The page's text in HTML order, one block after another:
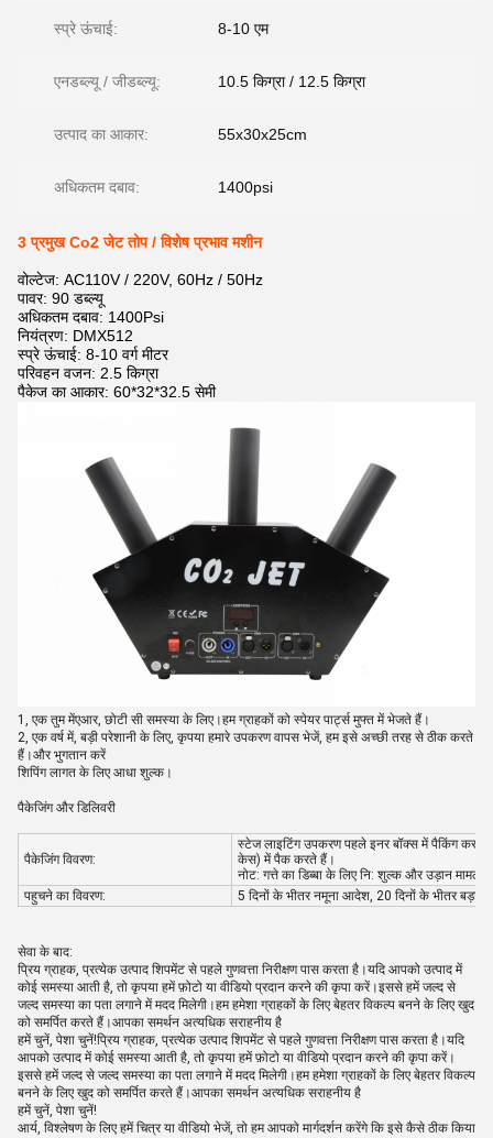
स्प्रे ऊंचाई: 8-10 एम
एनडब्ल्यू / जीडब्ल्यू: 10.5 किग्रा / 12.5 किग्रा
उत्पाद का आकार: 55x30x25cm
अधिकतम दबाव: 1400psi
3 प्रमुख Co2 जेट तोप / विशेष प्रभाव मशीन
वोल्टेज: AC110V / 220V, 60Hz / 50Hz
पावर: 90 डब्ल्यू
अधिकतम दबाव: 1400Psi
नियंत्रण: DMX512
स्प्रे ऊंचाई: 8-10 वर्ग मीटर
परिवहन वजन: 2.5 किग्रा
पैकेज का आकार: 60*32*32.5 सेमी
1, एक तुम मेंएआर, छोटी सी समस्या के लिए।हम ग्राहकों को स्पेयर पार्ट्स मुफ्त में भेजते हैं।
2, एक वर्ष में, बड़ी परेशानी के लिए, कृपया हमारे उपकरण वापस भेजें, हम इसे अच्छी तरह से ठीक करते
हैं।और भुगतान करें
शिपिंग लागत के लिए आधा शुल्क।
पैकेजिंग और डिलिवरी
पैकेजिंग विवरण:
स्टेज लाइटिंग उपकरण पहले इनर बॉक्स में पैकिंग करते
केस) में पैक करते हैं।
नोट: गत्ते का डिब्बा के लिए नि: शुल्क और उड़ान मामले
पहुचने का विवरण:
5 दिनों के भीतर नमूना आदेश, 20 दिनों के भीतर बड़ा
सेवा के बाद:
प्रिय ग्राहक, प्रत्येक उत्पाद शिपमेंट से पहले गुणवत्ता निरीक्षण पास करता है।यदि आपको उत्पाद में
कोई समस्या आती है, तो कृपया हमें फ़ोटो या वीडियो प्रदान करने की कृपा करें।इससे हमें जल्द से
जल्द समस्या का पता लगाने में मदद मिलेगी।हम हमेशा ग्राहकों के लिए बेहतर विकल्प बनने के लिए खुद
को समर्पित करते हैं।आपका समर्थन अत्यधिक सराहनीय है
हमें चुनें, पेशा चुनें!प्रिय ग्राहक, प्रत्येक उत्पाद शिपमेंट से पहले गुणवत्ता निरीक्षण पास करता है।यदि
आपको उत्पाद में कोई समस्या आती है, तो कृपया हमें फ़ोटो या वीडियो प्रदान करने की कृपा करें।
इससे हमें जल्द से जल्द समस्या का पता लगाने में मदद मिलेगी।हम हमेशा ग्राहकों के लिए बेहतर विकल्प
बनने के लिए खुद को समर्पित करते हैं।आपका समर्थन अत्यधिक सराहनीय है
हमें चुनें, पेशा चुनें!
आर्य, विश्लेषण के लिए हमें चित्र या वीडियो भेजें, तो हम आपको मार्गदर्शन करेंगे कि इसे कैसे ठीक किया